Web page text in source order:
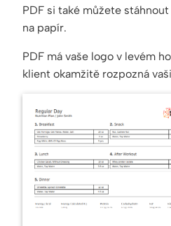
PDF si také můžete
na papír.
PDF má vaše logo v levém
klient okamžitě rozpozná